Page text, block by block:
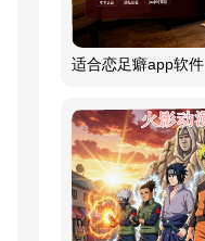
适合恋足癖app软件